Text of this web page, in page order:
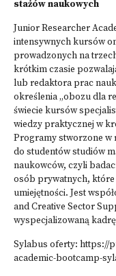
stażów naukowych
Junior Researcher
intensywnych kursów
prowadzonych na
krótkim czasie
lub redaktora prac
określenia „obozu dla
świecie kursów
wiedzy praktycznej w
Programy stworzone w
do studentów studiów
naukowców, czyli
osób prywatnych, które
umiejętności. Jest
and Creative Sector
wyspecjalizowaną
Sylabus oferty: https://
academic-bootcamp-